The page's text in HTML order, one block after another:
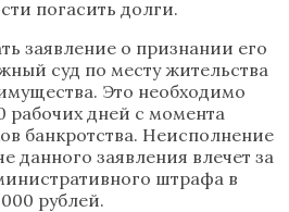
погасить долги.
заявление о признании его
суд по месту жительства
Это необходимо
рабочих дней с момента
банкротства. Неисполнение
данного заявления влечет за
штрафа в
рублей.